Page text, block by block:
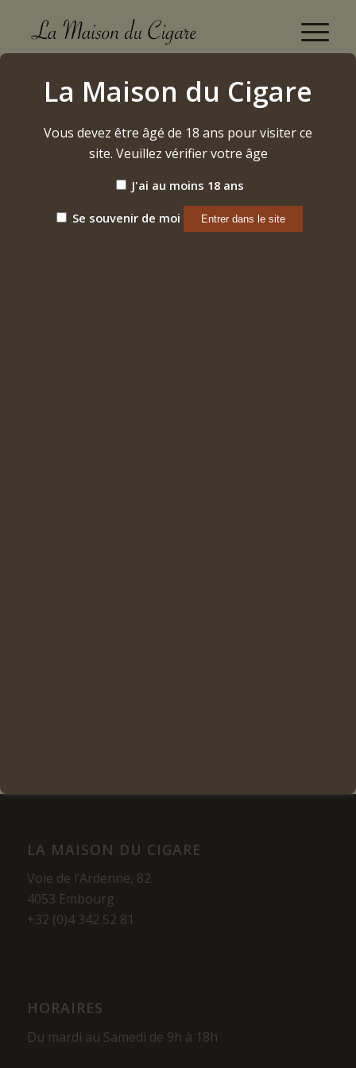
Apollon le Divin 2015
Accueil / Etiquette: Apollon le Divin 2015
Par défaut
15 Produits par page
LA MAISON DU CIGARE
Voie de l’Ardenne, 82
4053 Embourg
+32 (0)4 342 52 81
HORAIRES
Du mardi au Samedi de 9h à 18h
La Maison du Cigare
Vous devez être âgé de 18 ans pour visiter ce
site. Veuillez vérifier votre âge
J'ai au moins 18 ans
Se souvenir de moi